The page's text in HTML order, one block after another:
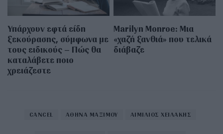
Υπάρχουν εφτά είδη
ξεκούρασης, σύμφωνα με
τους ειδικούς – Πώς θα
καταλάβετε ποιο
χρειάζεστε
Marilyn Monroe: Μια
«χαζή ξανθιά» που τελικά
διάβαζε
CANCEL ΑΘΗΝΑ ΜΑΞΙΜΟΥ ΑΙΜΙΛΙΟΣ ΧΕΙΛΑΚΗΣ